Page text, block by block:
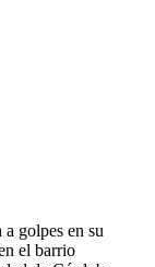
a golpes en su
el barrio